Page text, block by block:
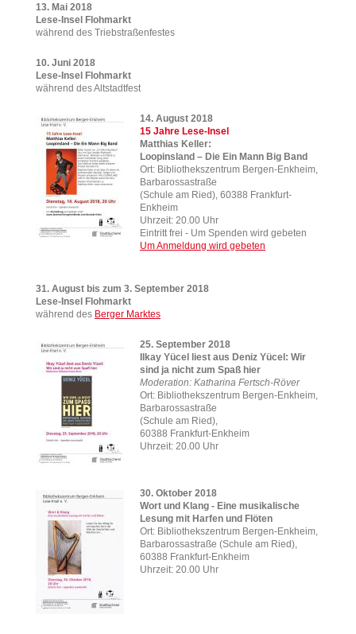
13. Mai 2018
Lese-Insel Flohmarkt
während des Triebstraßenfestes
10. Juni 2018
Lese-Insel Flohmarkt
während des Altstadtfest
14. August 2018
15 Jahre Lese-Insel
Matthias Keller:
Loopinsland – Die Ein Mann Big Band
Ort: Bibliothekszentrum Bergen-Enkheim,
Barbarossastraße
(Schule am Ried), 60388 Frankfurt-
Enkheim
Uhrzeit: 20.00 Uhr
Eintritt frei - Um Spenden wird gebeten
Um Anmeldung wird gebeten
31. August bis zum 3. September 2018
Lese-Insel Flohmarkt
während des Berger Marktes
25. September 2018
Ilkay Yücel liest aus Deniz Yücel: Wir
sind ja nicht zum Spaß hier
Moderation: Katharina Fertsch-Röver
Ort: Bibliothekszentrum Bergen-Enkheim,
Barbarossastraße
(Schule am Ried),
60388 Frankfurt-Enkheim
Uhrzeit: 20.00 Uhr
30. Oktober 2018
Wort und Klang - Eine musikalische
Lesung mit Harfen und Flöten
Ort: Bibliothekszentrum Bergen-Enkheim,
Barbarossastraße (Schule am Ried),
60388 Frankfurt-Enkheim
Uhrzeit: 20.00 Uhr